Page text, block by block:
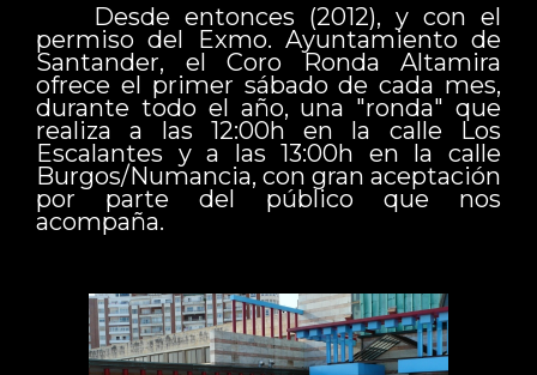
Desde entonces (2012), y con el
permiso del Exmo. Ayuntamiento de
Santander, el Coro Ronda Altamira
ofrece el primer sábado de cada mes,
durante todo el año, una "ronda" que
realiza a las 12:00h en la calle Los
Escalantes y a las 13:00h en la calle
Burgos/Numancia, con gran aceptación
por parte del público que nos
acompaña.